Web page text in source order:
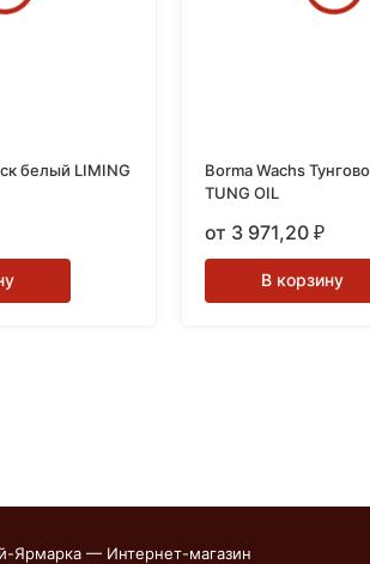
белый LIMING
Borma Wachs
TUNG OIL
от 3 971,20 ₽
В корзину
Ярмарка — Интернет-магазин